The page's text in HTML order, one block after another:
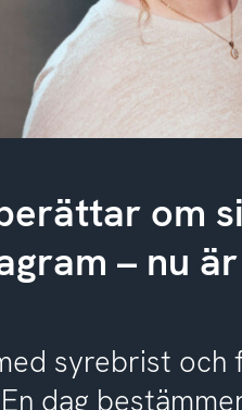
om
– nu
syrebrist och
dag